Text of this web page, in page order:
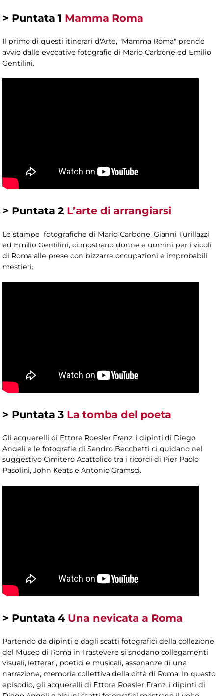
> Puntata 1 Mamma Roma
Il primo di questi itinerari d'Arte, "Mamma Roma" prende
avvio dalle evocative fotografie di Mario Carbone ed Emilio
Gentilini.
> Puntata 2 L’arte di arrangiarsi
Le stampe fotografiche di Mario Carbone, Gianni Turillazzi
ed Emilio Gentilini, ci mostrano donne e uomini per i vicoli
di Roma alle prese con bizzarre occupazioni e improbabili
mestieri.
> Puntata 3 La tomba del poeta
Gli acquerelli di Ettore Roesler Franz, i dipinti di Diego
Angeli e le fotografie di Sandro Becchetti ci guidano nel
suggestivo Cimitero Acattolico tra i ricordi di Pier Paolo
Pasolini, John Keats e Antonio Gramsci.
> Puntata 4 Una nevicata a Roma
Partendo da dipinti e dagli scatti fotografici della collezione
del Museo di Roma in Trastevere si snodano collegamenti
visuali, letterari, poetici e musicali, assonanze di una
narrazione, memoria collettiva della città di Roma. In questo
episodio, gli acquerelli di Ettore Roesler Franz, i dipinti di